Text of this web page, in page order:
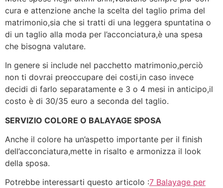
cura e attenzione anche la scelta del taglio prima del
matrimonio,sia che si tratti di una leggera spuntatina o
di un taglio alla moda per l’acconciatura,è una spesa
che bisogna valutare.
In genere si include nel pacchetto matrimonio,perciò
non ti dovrai preoccupare dei costi,in caso invece
decidi di farlo separatamente e 3 o 4 mesi in anticipo,il
costo è di 30/35 euro a seconda del taglio.
SERVIZIO COLORE O BALAYAGE SPOSA
Anche il colore ha un’aspetto importante per il finish
dell’acconciatura,mette in risalto e armonizza il look
della sposa.
Potrebbe interessarti questo articolo :7 Balayage per